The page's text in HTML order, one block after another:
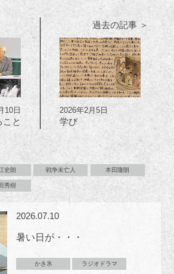
10日
こと
過去の記事 ＞
2026年2月5日
学び
史朗 戦争未亡人 本田隆朗
秀樹
2026.07.10
暑い日が・・・
かき氷 ラジオドラマ